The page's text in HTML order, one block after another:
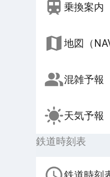
乗換案内
地図（
混雑予報
天気予報
鉄道時刻表